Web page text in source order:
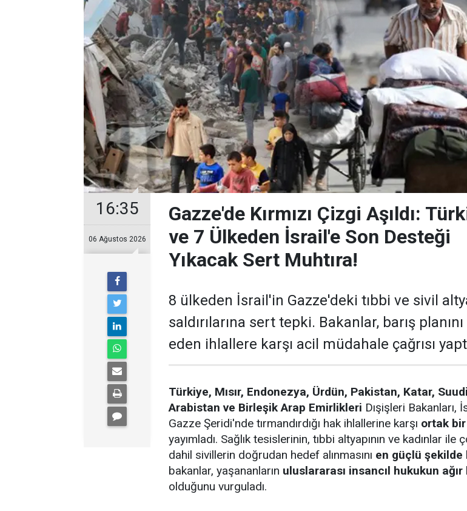
16:35
06 Ağustos 2026
Gazze'de Kırmızı Çizgi Aşıldı:
ve 7 Ülkeden İsrail'e Son Desteği
Yıkacak Sert Muhtıra!
8 ülkeden İsrail'in Gazze'deki tıbbi ve sivil
saldırılarına sert tepki. Bakanlar, barış
eden ihlallere karşı acil müdahale çağrısı
Türkiye, Mısır, Endonezya, Ürdün, Pakistan, Katar, Suudi
Arabistan ve Birleşik Arap Emirlikleri Dışişleri Bakanları,
Gazze Şeridi'nde tırmandırdığı hak ihlallerine karşı ortak
yayımladı. Sağlık tesislerinin, tıbbi altyapının ve kadınlar ile
dahil sivillerin doğrudan hedef alınmasını en güçlü şekilde
bakanlar, yaşananların uluslararası insancıl hukukun
olduğunu vurguladı.